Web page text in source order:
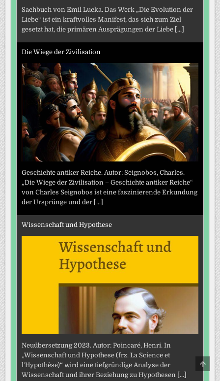
Sachbuch von Emil Lucka. Das Werk „Die Evolution der
Liebe“ ist ein kraftvolles Manifest, das sich zum Ziel
gesetzt hat, die primären Ausprägungen der Liebe [...]
Die Wiege der Zivilisation
Geschichte antiker Reiche. Autor: Seignobos, Charles.
„Die Wiege der Zivilisation – Geschichte antiker Reiche“
von Charles Seignobos ist eine faszinierende Erkundung
der Ursprünge und der [...]
Wissenschaft und Hypothese
Neuübersetzung 2023. Autor: Poincaré, Henri. In
„Wissenschaft und Hypothese (frz. La Science et
l’Hypothèse)“ wird eine tiefgründige Analyse der
Wissenschaft und ihrer Beziehung zu Hypothesen
[...] TO
TOP